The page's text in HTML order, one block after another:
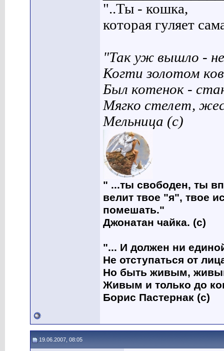
"..Ты - кошка,
которая гуляет
"Так уж вышло -
Когти золотом
Был котенок -
Мягко стелет,
Мельница (с)
" ...ты свободен, ты
велит твое "я", твое
помешать."
Джонатан чайка. (с)
"... И должен ни
Не отступаться от
Но быть живым,
Живым и только до
Борис Пастернак (с)
19.06.2007, 08:05